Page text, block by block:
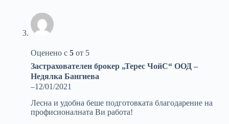
Оценено с 5 от 5
Застрахователен брокер „Терес ЧойС“ ООД –
Недялка Бангиева
–12/01/2021
Лесна и удобна беше подготовката благодарение на
профисионалната Ви работа!